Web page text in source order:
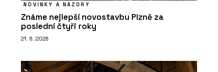
NOVINKY A NÁZORY
Známe nejlepší novostavbu Plzně za
poslední čtyři roky
21. 6. 2026